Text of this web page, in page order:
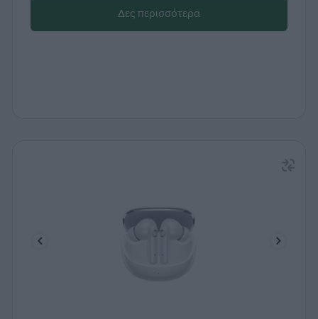
Δες περισσότερα